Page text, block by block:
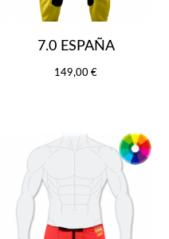
7.0 ESPAÑA
149,00 €